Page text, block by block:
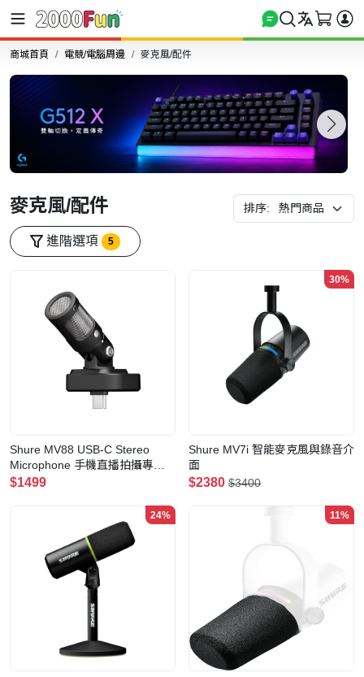
商城首頁 電競/電腦周邊 麥克風/配件
麥克風/配件 排序:
進階選項 5
Shure MV88 USB-C Stereo
Microphone 手機直播拍攝專用
收音麥克風
$1499
30%
Shure MV7i 智能麥克風與錄音介
面
$2380 $3400
24% 11%